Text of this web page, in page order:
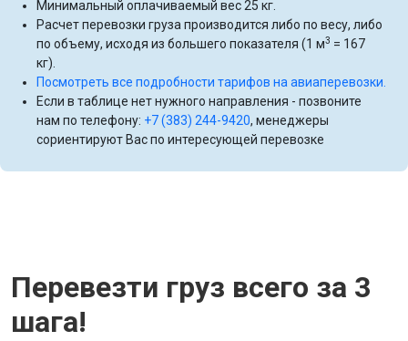
Минимальный оплачиваемый вес 25 кг.
Расчет перевозки груза производится либо по весу, либо
по объему, исходя из большего показателя (1 м3 = 167
кг).
Посмотреть все подробности тарифов на авиаперевозки.
Если в таблице нет нужного направления - позвоните
нам по телефону: +7 (383) 244-9420, менеджеры
сориентируют Вас по интересующей перевозке
Перевезти груз всего за 3
шага!